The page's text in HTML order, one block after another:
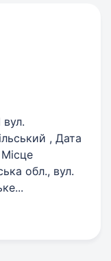
, Дата
обл., вул.